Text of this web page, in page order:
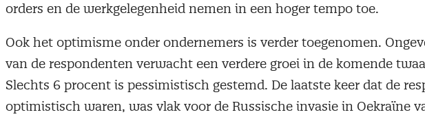
orders en de werkgelegenheid nemen in een hoger tempo toe.
Ook het optimisme onder ondernemers is verder toegenomen.
van de respondenten verwacht een verdere groei in de komende
Slechts 6 procent is pessimistisch gestemd. De laatste keer dat de
optimistisch waren, was vlak voor de Russische invasie in Oekraïne